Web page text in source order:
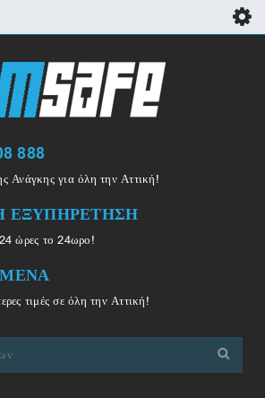
888
Ανάγκης για όλη την Αττική!
ΕΞΥΠΗΡΕΤΗΣΗ
ώρες το 24ωρο!
τιμές σε όλη την Αττική!